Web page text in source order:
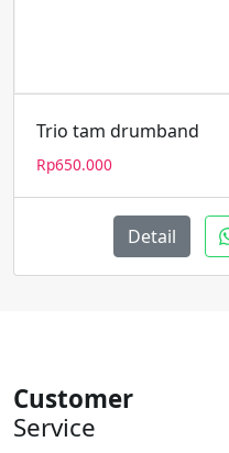
Trio tam drumband
Rp650.000
Detail
Customer
Service